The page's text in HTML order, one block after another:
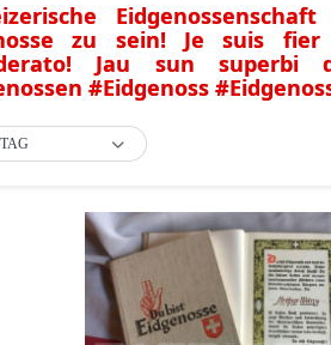
zu sein! Je suis
Jau sun superbi
#Eidgenoss